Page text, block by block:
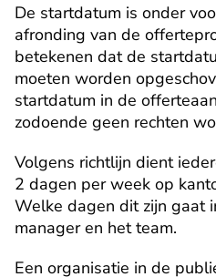
De startdatum is onder
afronding van de
betekenen dat de
moeten worden
startdatum in de
zodoende geen rechten
Volgens richtlijn dient
2 dagen per week op
Welke dagen dit zijn gaat
manager en het team.
Een organisatie in de